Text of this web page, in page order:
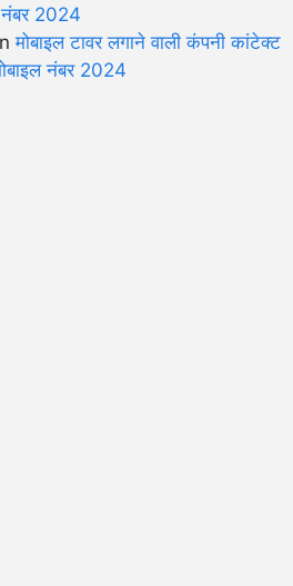
नंबर 2024
मोबाइल टावर लगाने वाली कंपनी कांटेक्ट
नंबर 2024